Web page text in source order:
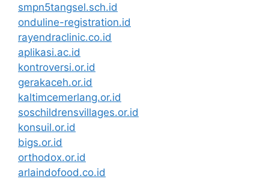
smpn5tangsel.sch.id
onduline-registration.id
rayendraclinic.co.id
aplikasi.ac.id
kontroversi.or.id
gerakaceh.or.id
kaltimcemerlang.or.id
soschildrensvillages.or.id
konsuil.or.id
bigs.or.id
orthodox.or.id
arlaindofood.co.id